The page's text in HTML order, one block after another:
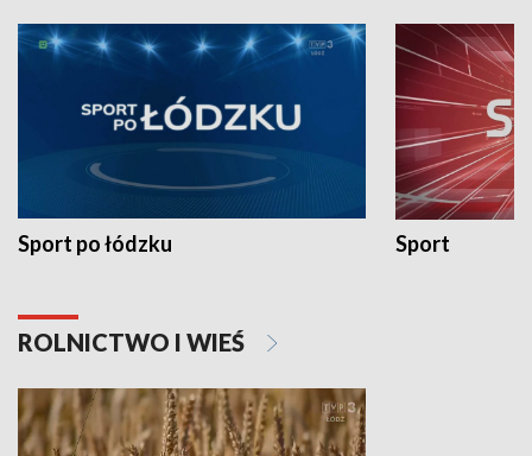
Sport po łódzku Sport
ROLNICTWO I WIEŚ